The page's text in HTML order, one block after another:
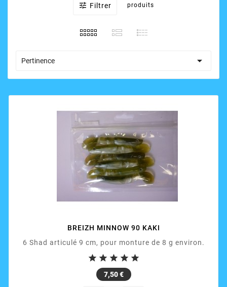
 Filtrer produits
Pertinence 
BREIZH MINNOW 90 KAKI
6 Shad articulé 9 cm, pour monture de 8 g environ.
    
7,50 € Prix